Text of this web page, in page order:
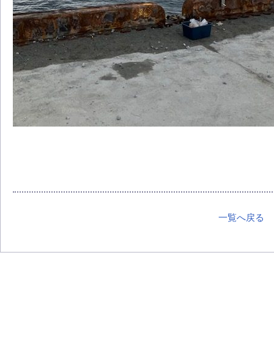
一覧へ戻る